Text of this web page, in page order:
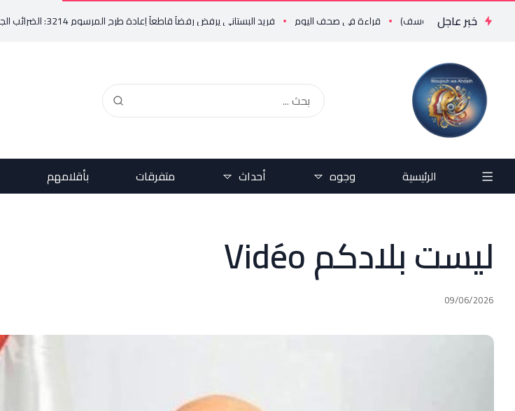
خبر عاجل
..!!؟؟ (علي يوسف) قراءة في صحف اليوم فريد البستاني يرفض رفضاً قاطعاً إعادة طرح المرسوم 3214: الضرائب الجديدة تعرقل التعافي الاقتصادي وتناقض مبدأ الشراكة
الرئيسية وجوه أحداث متفرقات بأقلامهم
ليست بلادكم Vidéo
09/06/2026